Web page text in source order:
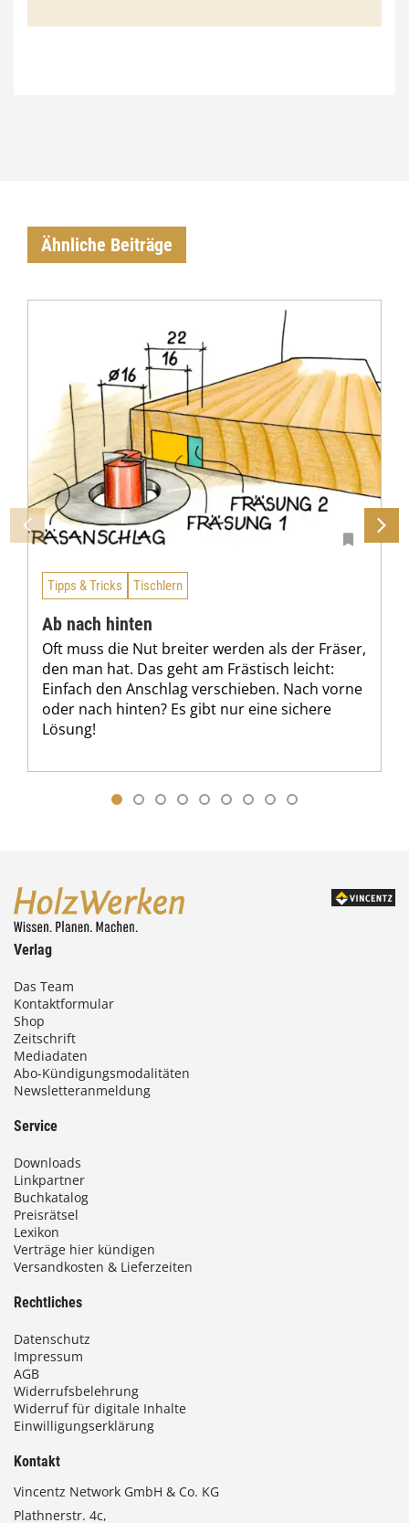
Ähnliche Beiträge
Tipps & Tricks Tischlern
Ab nach hinten
Oft muss die Nut breiter werden als der Fräser,
den man hat. Das geht am Frästisch leicht:
Einfach den Anschlag verschieben. Nach vorne
oder nach hinten? Es gibt nur eine sichere
Lösung!
Verlag
Das Team
Kontaktformular
Shop
Zeitschrift
Mediadaten
Abo-Kündigungsmodalitäten
Newsletteranmeldung
Service
Downloads
Linkpartner
Buchkatalog
Preisrätsel
Lexikon
Verträge hier kündigen
Versandkosten & Lieferzeiten
Rechtliches
Datenschutz
Impressum
AGB
Widerrufsbelehrung
Widerruf für digitale Inhalte
Einwilligungserklärung
Kontakt
Vincentz Network GmbH & Co. KG
Plathnerstr. 4c,